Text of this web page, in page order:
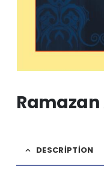
Ramazan
DESCRIPTION